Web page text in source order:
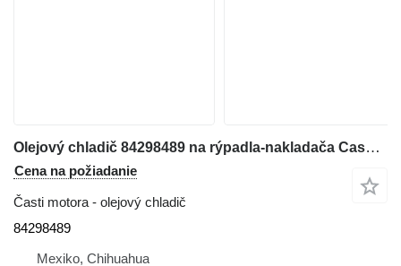
Olejový chladič 84298489 na rýpadla-nakladača Case 580N
Cena na požiadanie
Časti motora - olejový chladič
84298489
Mexiko, Chihuahua